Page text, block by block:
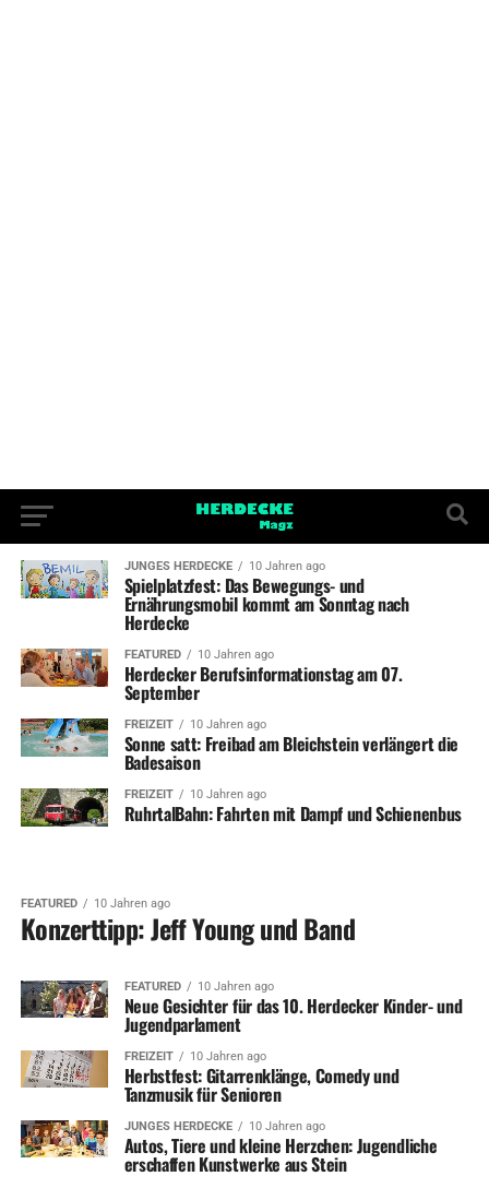
JUNGES HERDECKE 10 Jahren ago
Spielplatzfest: Das Bewegungs- und
Ernährungsmobil kommt am Sonntag nach
Herdecke
FEATURED 10 Jahren ago
Herdecker Berufsinformationstag am 07.
September
FREIZEIT 10 Jahren ago
Sonne satt: Freibad am Bleichstein verlängert die
Badesaison
FREIZEIT 10 Jahren ago
RuhrtalBahn: Fahrten mit Dampf und Schienenbus
FEATURED 10 Jahren ago
Konzerttipp: Jeff Young und Band
FEATURED 10 Jahren ago
Neue Gesichter für das 10. Herdecker Kinder- und
Jugendparlament
FREIZEIT 10 Jahren ago
Herbstfest: Gitarrenklänge, Comedy und
Tanzmusik für Senioren
JUNGES HERDECKE 10 Jahren ago
Autos, Tiere und kleine Herzchen: Jugendliche
erschaffen Kunstwerke aus Stein